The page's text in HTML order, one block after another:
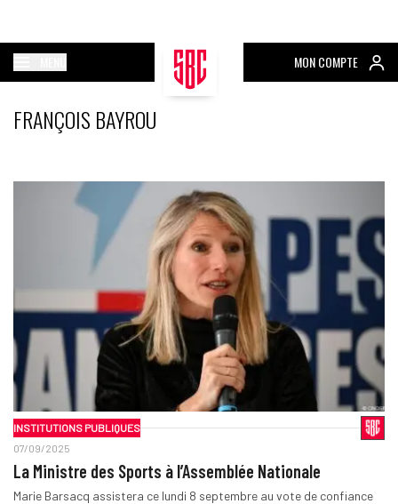
MON COMPTE
FRANÇOIS BAYROU
INSTITUTIONS PUBLIQUES
07/09/2025
La Ministre des Sports à l’Assemblée Nationale
Marie Barsacq assistera ce lundi 8 septembre au vote de confiance